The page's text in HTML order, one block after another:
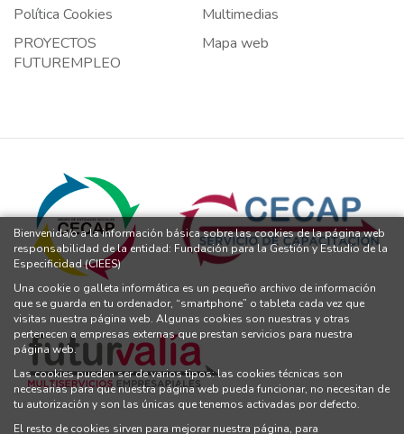
Política Cookies
Multimedias
PROYECTOS
FUTUREMPLEO
Mapa web
Bienvenida/o a la información básica sobre las cookies de la página web
responsabilidad de la entidad: Fundación para la Gestión y Estudio de la
Especificidad (CIEES)
Una cookie o galleta informática es un pequeño archivo de información
que se guarda en tu ordenador, “smartphone” o tableta cada vez que
visitas nuestra página web. Algunas cookies son nuestras y otras
pertenecen a empresas externas que prestan servicios para nuestra
página web.
Las cookies pueden ser de varios tipos: las cookies técnicas son
necesarias para que nuestra página web pueda funcionar, no necesitan de
tu autorización y son las únicas que tenemos activadas por defecto.
El resto de cookies sirven para mejorar nuestra página, para